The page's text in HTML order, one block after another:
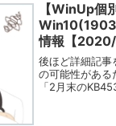
【WinUp個
情報【2020/
後ほど詳細記事
の可能性がある
「2月末の